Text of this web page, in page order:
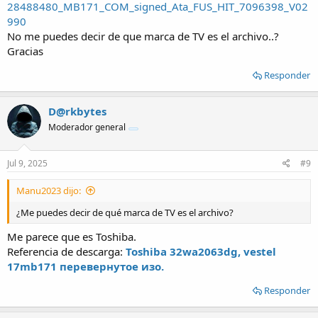
28488480_MB171_COM_signed_Ata_FUS_HIT_7096398_V02
990
No me puedes decir de que marca de TV es el archivo..?
Gracias
Responder
D@rkbytes
Moderador general
Jul 9, 2025 #9
Manu2023 dijo:
¿Me puedes decir de qué marca de TV es el archivo?
Me parece que es Toshiba.
Referencia de descarga: Toshiba 32wa2063dg, vestel
17mb171 перевернутое изо.
Responder